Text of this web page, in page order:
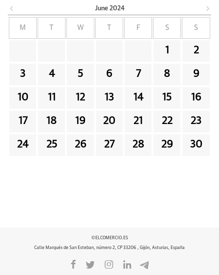
June 2024
M W F S S
1 2
3 4 5 6 7 8 9
10 11 12 13 14 15 16
17 18 19 20 21 22 23
24 25 26 27 28 29 30
©ELCOMERCIO.ES
Calle Marqués de San Esteban, número 2, CP 33206 , Gijón, Asturias, España